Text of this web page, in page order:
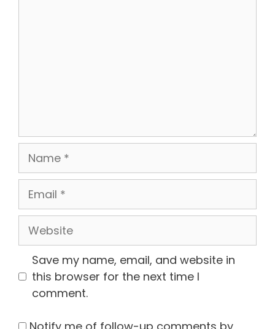
Name
Email
Website
Save my name, email, and website in
this browser for the next time I
comment.